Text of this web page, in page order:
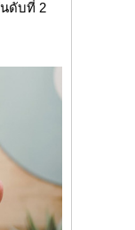
ดับที่ 2